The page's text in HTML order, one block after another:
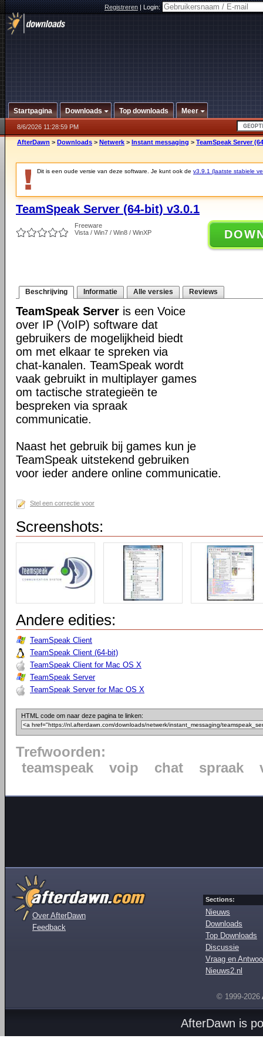
Registreren|Login:
Startpagina Downloads Top downloads Meer
8/6/2026 11:28:59 PM
AfterDawn > Downloads > Netwerk > Instant messaging > TeamSpeak Server
Dit is een oude versie van deze software. Je kunt ook de v3.9.1 (laatste stabiele
TeamSpeak Server (64-bit) v3.0.1
Freeware
Vista / Win7 / Win8 / WinXP
Beschrijving Informatie Alle versies Reviews
TeamSpeak Server is een Voice
over IP (VoIP) software dat
gebruikers de mogelijkheid biedt
om met elkaar te spreken via
chat-kanalen. TeamSpeak wordt
vaak gebruikt in multiplayer games
om tactische strategieën te
bespreken via spraak
communicatie.
Naast het gebruik bij games kun je
TeamSpeak uitstekend gebruiken
voor ieder andere online communicatie.
Stel een correctie voor
Screenshots:
Andere edities:
TeamSpeak Client
TeamSpeak Client (64-bit)
TeamSpeak Client for Mac OS X
TeamSpeak Server
TeamSpeak Server for Mac OS X
HTML code om naar deze pagina te linken:
Trefwoorden:
teamspeak
voip chat spraak
Over AfterDawn
Feedback
Sections:
Nieuws
Downloads
Top Downloads
Discussie
Vraag en
Nieuws2.nl
© 1999-2026
AfterDawn is